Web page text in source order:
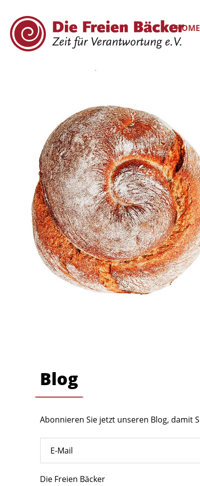
HOME
Blog
Abonnieren Sie jetzt unseren Blog, damit
Die Freien Bäcker